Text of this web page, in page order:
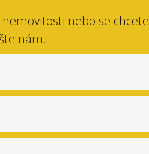
nebo se chcete
nám.